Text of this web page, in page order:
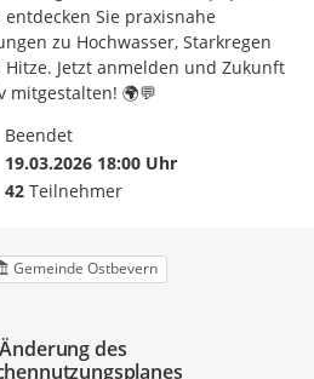
entdecken Sie praxisnahe
zu Hochwasser, Starkregen
Hitze. Jetzt anmelden und Zukunft
mitgestalten! 🌍💬
Beendet
19.03.2026 18:00 Uhr
42Teilnehmer
Gemeinde Ostbevern
des